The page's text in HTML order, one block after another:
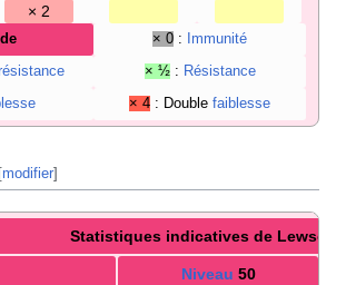
× 2
× 0 : Immunité
× ½ : Résistance
× 4 : Double faiblesse
[modifier]
Statistiques indicatives de Lewsor
Niveau 50